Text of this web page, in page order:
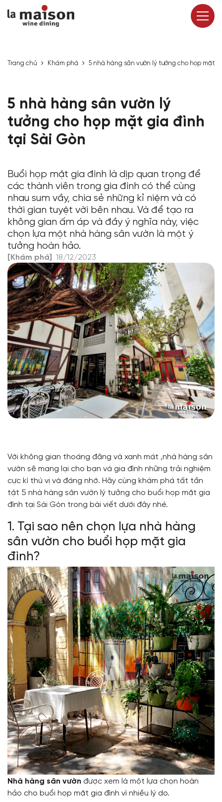
Trang chủ Khám phá 5 nhà hàng sân vườn lý tưởng cho họp mặt
5 nhà hàng sân vườn lý
tưởng cho họp mặt gia đình
tại Sài Gòn
Buổi họp mặt gia đình là dịp quan trọng để
các thành viên trong gia đình có thể cùng
nhau sum vầy, chia sẻ những kỉ niệm và có
thời gian tuyệt vời bên nhau. Và để tạo ra
không gian ấm áp và đầy ý nghĩa này, việc
chọn lựa một nhà hàng sân vườn là một ý
tưởng hoàn hảo.
[Khám phá] 18/12/2023
Với không gian thoáng đãng và xanh mát ,nhà hàng sân
vườn sẽ mang lại cho bạn và gia đình những trải nghiệm
cực kì thú vị và đáng nhớ. Hãy cùng khám phá tất tần
tật 5 nhà hàng sân vườn lý tưởng cho buổi họp mặt gia
đình tại Sài Gòn trong bài viết dưới đây nhé.
1. Tại sao nên chọn lựa nhà hàng
sân vườn cho buổi họp mặt gia
đình?
Nhà hàng sân vườn được xem là một lựa chọn hoàn
hảo cho buổi họp mặt gia đình vì nhiều lý do.